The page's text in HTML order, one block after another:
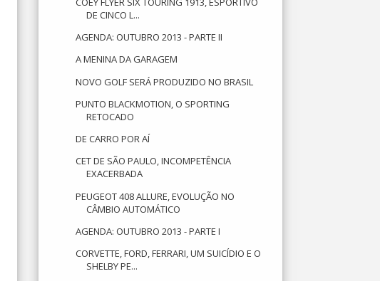
DE CINCO L...
AGENDA: OUTUBRO 2013 - PARTE II
A MENINA DA GARAGEM
NOVO GOLF SERÁ PRODUZIDO NO BRASIL
PUNTO BLACKMOTION, O SPORTING
RETOCADO
DE CARRO POR AÍ
CET DE SÃO PAULO, INCOMPETÊNCIA
EXACERBADA
PEUGEOT 408 ALLURE, EVOLUÇÃO NO
CÂMBIO AUTOMÁTICO
AGENDA: OUTUBRO 2013 - PARTE I
CORVETTE, FORD, FERRARI, UM SUICÍDIO E O
SHELBY PE...